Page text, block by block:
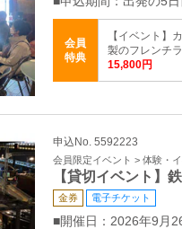
会員
特典
【イベント】
製のフレンチ
15,800円
申込No. 5592223
会員限定イベント > 体験・イ
【貸切イベント】
金券 電子チケット
■開催日：2026年9月